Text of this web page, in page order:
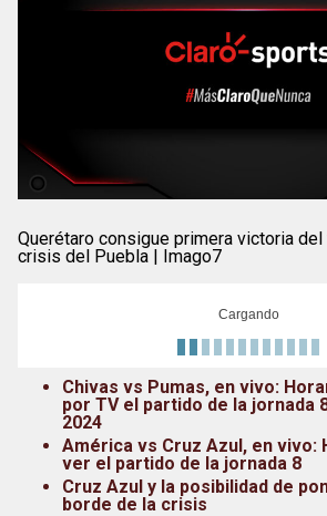
Querétaro consigue primera victoria del
crisis del Puebla | Imago7
Cargando
Chivas vs Pumas, en vivo:
por TV el partido de la jornada
2024
América vs Cruz Azul, en vivo:
ver el partido de la jornada 8
Cruz Azul y la posibilidad de
borde de la crisis